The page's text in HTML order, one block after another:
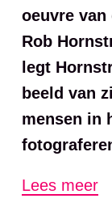
oeuvre van
Rob
legt
beeld van
mensen in
Hornstra’s
Lees meer